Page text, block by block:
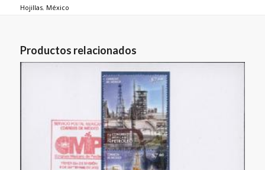
Hojillas, México
Productos relacionados